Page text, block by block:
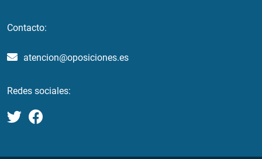
Contacto:
atencion@oposiciones.es
Redes sociales: